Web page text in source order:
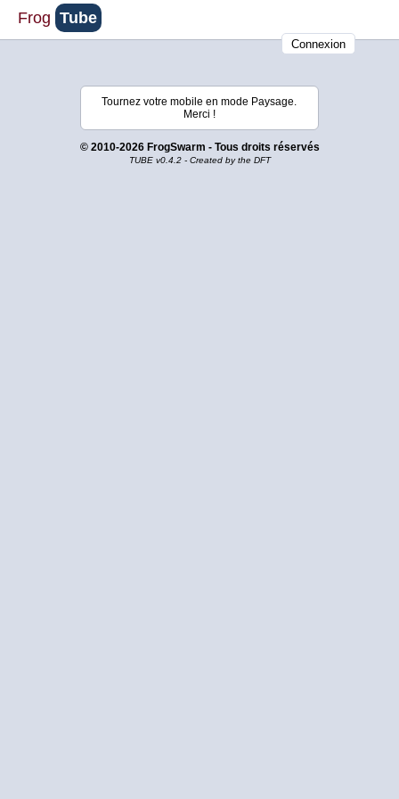
Frog Tube
Connexion
Tournez votre mobile en mode Paysage.
Merci !
© 2010-2026 FrogSwarm - Tous droits réservés
TUBE v0.4.2 - Created by the DFT